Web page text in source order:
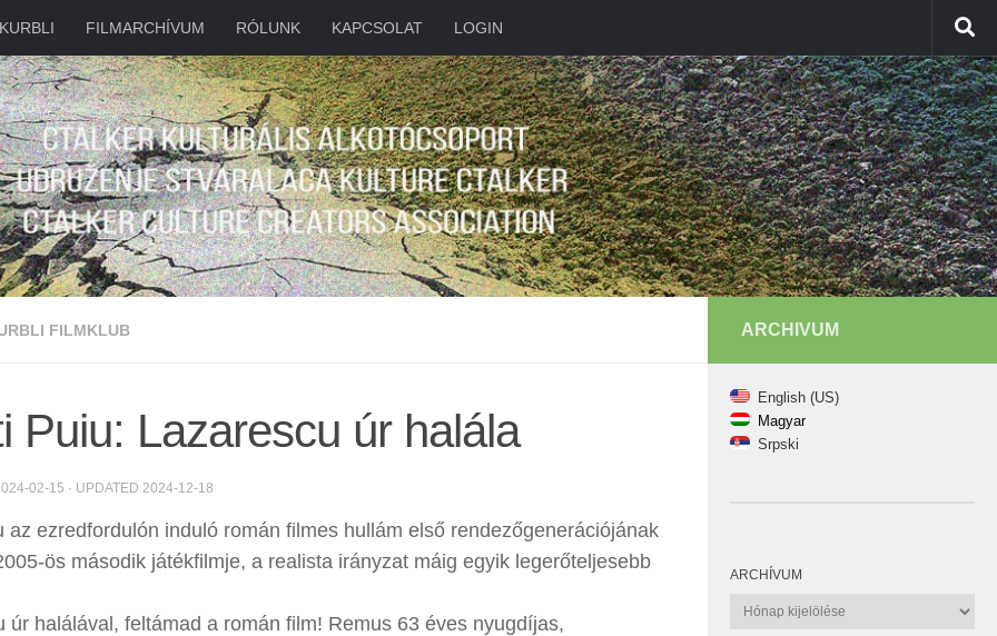
KURBLI FILMARCHÍVUM RÓLUNK KAPCSOLAT LOGIN
FILMKLUB
Puiu: Lazarescu úr halála
02-15 · UPDATED 2024-12-18
az ezredfordulón induló román filmes hullám első rendezőgenerációjának
ös második játékfilmje, a realista irányzat máig egyik legerőteljesebb
úr halálával, feltámad a román film! Remus 63 éves nyugdíjas,
ARCHIVUM
English (US)
Magyar
Srpski
ARCHÍVUM
Archívum